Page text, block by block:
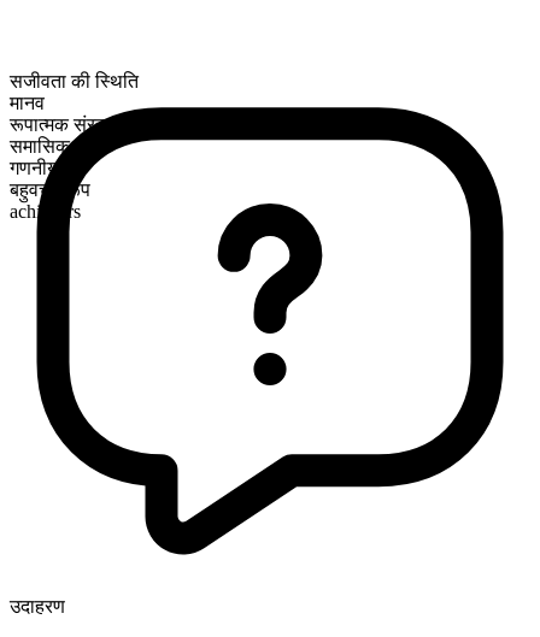
सजीवता की स्थिति
मानव
रूपात्मक संरचना
समासिक
गणनीय
बहुवचन रूप
achievers
उदाहरण